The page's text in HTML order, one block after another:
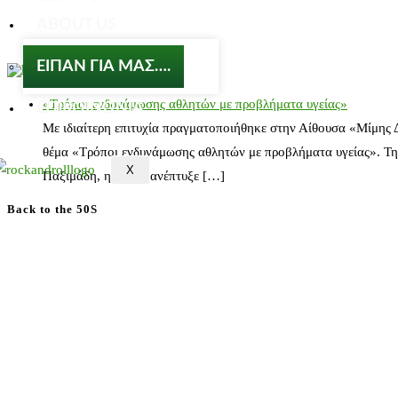
ΕΙΠΑΝ ΓΙΑ ΜΑΣ….
ΕΠΙΚΟΙΝΩΝΙΑ
X
nosos-notalone.gr
«Τρόποι ενδυνάμωσης αθλητών με προβλήματα υγείας»
Με ιδιαίτερη επιτυχία πραγματοποιήθηκε στην Αίθουσα
θέμα «Τρόποι ενδυνάμωσης αθλητών με προβλήματα υγείας».
Παξιμάδη, η οποία ανέπτυξε […]
Back to the 50S